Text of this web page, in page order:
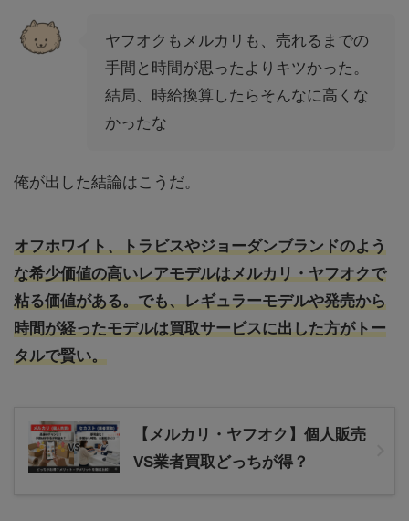
ヤフオクもメルカリも、売れるまでの
手間と時間が思ったよりキツかった。
結局、時給換算したらそんなに高くな
かったな
俺が出した結論はこうだ。
オフホワイト、トラビスやジョーダンブランドのよう
な希少価値の高いレアモデルはメルカリ・ヤフオクで
粘る価値がある。でも、レギュラーモデルや発売から
時間が経ったモデルは買取サービスに出した方がトー
タルで賢い。
【メルカリ・ヤフオク】個人販売
VS業者買取どっちが得？